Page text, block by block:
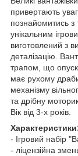
привертають
познайомитись
унікальним
виготовлений з
деталізацію.
трапом, що
має рухому
механізму
та дрібну
Вік від 3-х років.
- Ігровий набір
- ліцензійна